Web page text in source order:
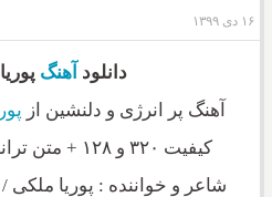
۱۶ دی ۱۳۹۹
دانلود آهنگ
آهنگ پر انرژی و دلنشین از
کیفیت ۳۲۰ و ۱۲۸ + متن ترانه از رسانه
شاعر و خواننده : پوریا ملکی /